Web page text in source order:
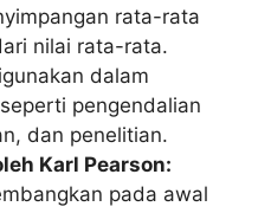
rata-rata
nilai rata-rata.
dalam
pengendalian
dan penelitian.
Karl Pearson:
pada awal